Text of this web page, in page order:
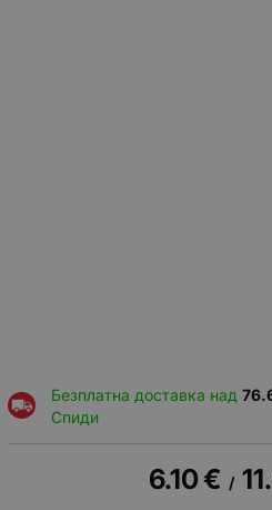
Безплатна доставка над
Спиди
6.10€ /